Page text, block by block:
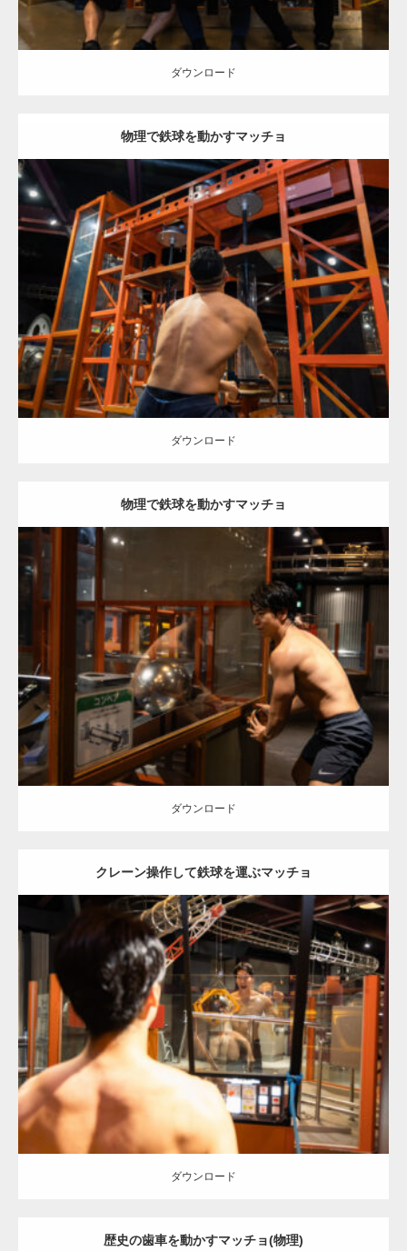
ダウンロード
物理で鉄球を動かすマッチョ
Update:2025.10.30
Category:科学技術館のマッチョ オレンジの人 外資系筋肉 背中 千代
田区（東京）
ダウンロード
ダウンロード
物理で鉄球を動かすマッチョ
Update:2025.10.30
科学技術館のマッチョ オレンジの人 SOSUKE 背中
区（東京）
ダウンロード
ダウンロード
クレーン操作して鉄球を運ぶマッチョ
Update:2025.10.30
Category: 科学技術館のマッチョ オレンジの人 AKIHITO(細マッチョ)
SOSUKE
背中 千代田区（東京）
ダウンロード
ダウンロード
歴史の歯車を動かすマッチョ(物理)